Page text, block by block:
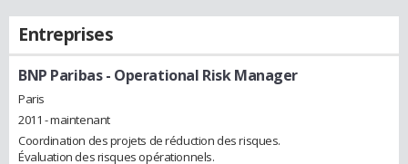
Entreprises
BNP Paribas- Operational Risk Manager
Paris
2011 - maintenant
Coordination des projets de réduction des risques.
Évaluation des risques opérationnels.